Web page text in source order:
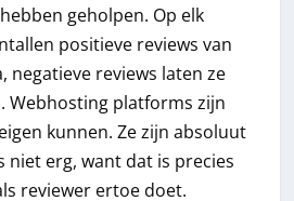
geholpen. Op elk
positieve reviews van
negatieve reviews laten ze
Webhosting platforms zijn
kunnen. Ze zijn absoluut
niet erg, want dat is precies
reviewer ertoe doet.